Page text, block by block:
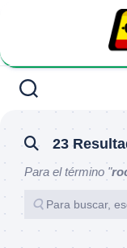
23
Para el término "